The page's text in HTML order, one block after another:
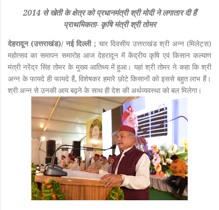
2014 से खेती के क्षेत्र को प्रधानमंत्री श्री मोदी ने लगातार दी हैं
प्राथमिकता- कृषि मंत्री श्री तोमर
देहरादून (उत्तराखंड)/ नई दिल्ली;चार दिवसीय उत्तराखंड श्री अन्न (मिलेट्स)
महोत्सव का समापन समारोह आज देहरादून में केंद्रीय कृषि एवं किसान कल्याण
मंत्री नरेंद्र सिंह तोमर के मुख्य आतिथ्य में हुआ। यहां श्री तोमर ने कहा कि श्री
अन्न के फायदे ही फायदे हैं, विशेषकर हमारे छोटे किसानों को इससे बहुत लाभ हैं।
श्री अन्न से उनकी आय बढ़ने के साथ ही देश की अर्थव्यवस्था को बल मिलेगा।